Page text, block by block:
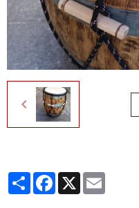
PartagerFacebook
X